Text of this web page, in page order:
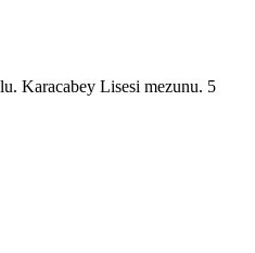
Karacabey Lisesi mezunu. 5